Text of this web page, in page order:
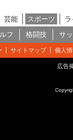
芸能 スポーツ ラ
フ 格闘技 サ
サイトマップ 個人
広告